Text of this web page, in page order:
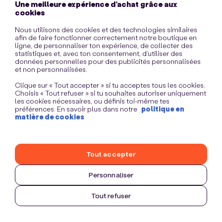
Une meilleure expérience d’achat grâce aux
cookies
Nous utilisons des cookies et des technologies similaires
afin de faire fonctionner correctement notre boutique en
ligne, de personnaliser ton expérience, de collecter des
statistiques et, avec ton consentement, d’utiliser des
données personnelles pour des publicités personnalisées
et non personnalisées.
Clique sur « Tout accepter » si tu acceptes tous les cookies.
Choisis « Tout refuser » si tu souhaites autoriser uniquement
les cookies nécessaires, ou définis toi-même tes
préférences. En savoir plus dans notre politique en
matière de cookies
Personnaliser
Tout refuser
Tout accepter